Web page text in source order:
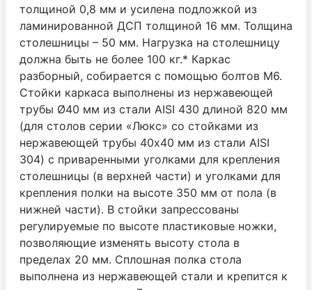
толщиной 0,8 мм и усилена подложкой из
ламинированной ДСП толщиной 16 мм. Толщина
столешницы – 50 мм. Нагрузка на столешницу
должна быть не более 100 кг.* Каркас
разборный, собирается с помощью болтов М6.
Стойки каркаса выполнены из нержавеющей
трубы Ø40 мм из стали AISI 430 длиной 820 мм
(для столов серии «Люкс» со стойками из
нержавеющей трубы 40х40 мм из стали AISI
304) с приваренными уголками для крепления
столешницы (в верхней части) и уголками для
крепления полки на высоте 350 мм от пола (в
нижней части). В стойки запрессованы
регулируемые по высоте пластиковые ножки,
позволяющие изменять высоту стола в
пределах 20 мм. Сплошная полка стола
выполнена из нержавеющей стали и крепится к